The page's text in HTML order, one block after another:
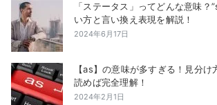
「ステータス」ってどんな意味？
い方と言い換え表現を解説！
2024年6月17日
【as】の意味が多すぎる！見分け
読めば完全理解！
2024年2月1日